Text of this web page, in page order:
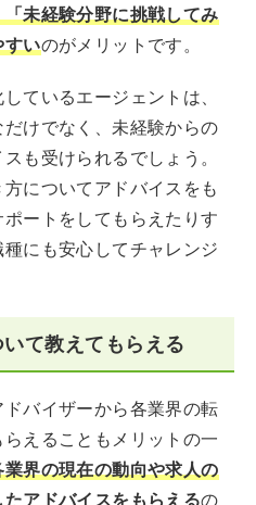
未経験分野に挑戦してみ
すいのがメリットです。
ているエージェントは、
けでなく、未経験からの
も受けられるでしょう。
についてアドバイスをも
ートをしてもらえたりす
にも安心してチャレンジ
て教えてもらえる
バイザーから各業界の転
えることもメリットの一
業界の現在の動向や求人の
アドバイスをもらえるの